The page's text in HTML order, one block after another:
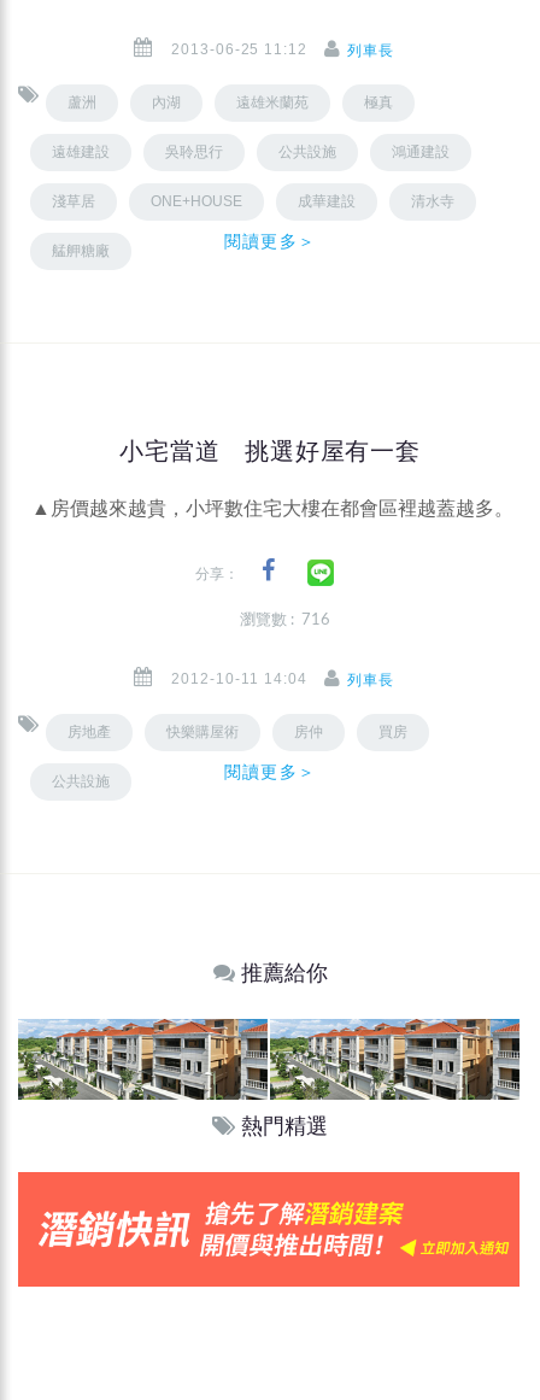
2013-06-25 11:12 列車長
蘆洲 內湖 遠雄米蘭苑 極真
遠雄建設 吳聆思行 公共設施 鴻通建設
淺草居 ONE+HOUSE 成華建設 清水寺
艋舺糖廠 閱讀更多＞
小宅當道 挑選好屋有一套
▲房價越來越貴，小坪數住宅大樓在都會區裡越蓋越多。
分享：
瀏覽數 : 716
2012-10-11 14:04 列車長
房地產 快樂購屋術 房仲 買房
公共設施 閱讀更多＞
推薦給你
熱門精選